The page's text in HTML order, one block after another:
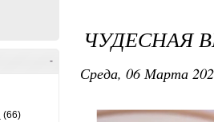
-
(66)
ЧУДЕСНАЯ
Среда, 06 Марта